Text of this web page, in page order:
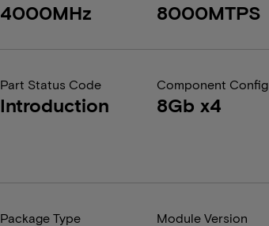
4000MHz 8000MTPS
Part Status Code
Introduction
Component Config
8Gb x4
Package Type Module Version